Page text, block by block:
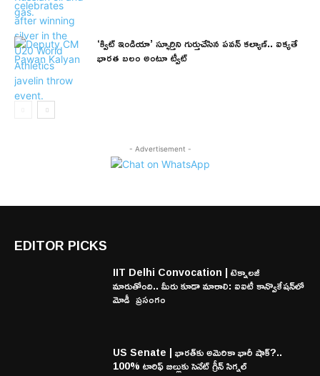
‘క్విట్ ఇండియా’ స్ఫూర్తిని గుర్తుచేసిన పవన్ కల్యాణ్.. ఐక్యతే
భారత బలం అంటూ ట్వీట్
- Advertisement -
EDITOR PICKS
IIT Delhi Convocation | టెక్నాలజీ
మారుతోంది.. మీరు కూడా మారాలి: ఐఐటీ కాన్వొకేషన్‌లో
మోడీ ప్రసంగం
US Senate | భారత్‌కు అమెరికా భారీ షాక్?..
100% టారిఫ్ బిల్లుకు సెనేట్ గ్రీన్ సిగ్నల్